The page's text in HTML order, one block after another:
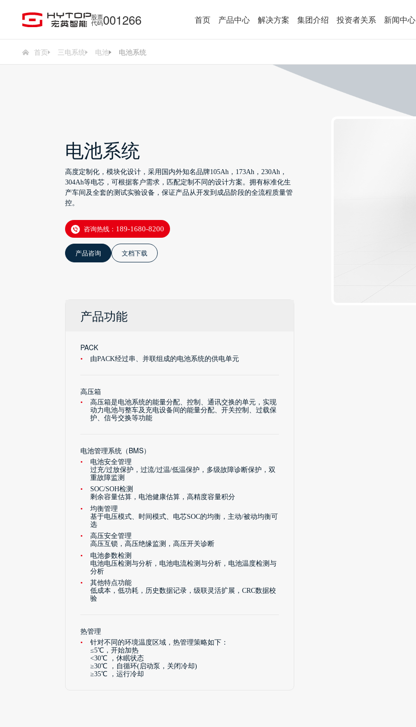
股票
代码001266 首页 产品中心 解决方案 集团介绍 投资者关系 新闻中心
首页 三电系统 电池 电池系统
电池系统
高度定制化，模块化设计，采用国内外知名品牌105Ah，173Ah，230Ah，
304Ah等电芯，可根据客户需求，匹配定制不同的设计方案。拥有标准化生
产车间及全套的测试实验设备，保证产品从开发到成品阶段的全流程质量管
控。
咨询热线： 189-1680-8200
产品咨询 文档下载
产品功能
PACK
由PACK经过串、并联组成的电池系统的供电单元
高压箱
高压箱是电池系统的能量分配、控制、通讯交换的单元，实现
动力电池与整车及充电设备间的能量分配、开关控制、过载保
护、信号交换等功能
电池管理系统（BMS）
电池安全管理
过充/过放保护，过流/过温/低温保护，多级故障诊断保护，双
重故障监测
SOC/SOH检测
剩余容量估算，电池健康估算，高精度容量积分
均衡管理
基于电压模式、时间模式、电芯SOC的均衡，主动/被动均衡可
选
高压安全管理
高压互锁，高压绝缘监测，高压开关诊断
电池参数检测
电池电压检测与分析，电池电流检测与分析，电池温度检测与
分析
其他特点功能
低成本，低功耗，历史数据记录，级联灵活扩展，CRC数据校
验
热管理
针对不同的环境温度区域，热管理策略如下：
≤5℃，开始加热
<30℃ ，休眠状态
≥30℃ ，自循环(启动泵，关闭冷却)
≥35℃ ，运行冷却